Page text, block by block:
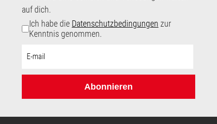
auf dich.
Ich habe die Datenschutzbedingungen zur
Kenntnis genommen.
Mail-
Abonnieren